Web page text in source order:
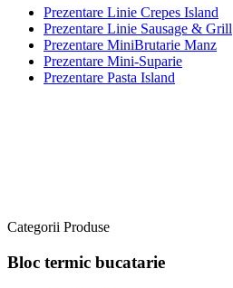
Prezentare Linie Crepes Island
Prezentare Linie Sausage & Grill
Prezentare MiniBrutarie Manz
Prezentare Mini-Suparie
Prezentare Pasta Island
Categorii Produse
Bloc termic bucatarie